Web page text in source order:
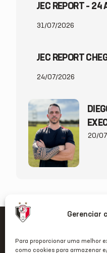
Gerenciar
Para proporcionar uma melhor
como cookies para armazenar
JEC REPORT –
31/07/2026
JEC REPORT
24/07/2026
JEC
20/